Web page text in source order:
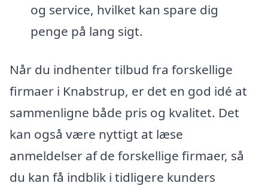
og service, hvilket kan spare dig
penge på lang sigt.
Når du indhenter tilbud fra forskellige
firmaer i Knabstrup, er det en god idé at
sammenligne både pris og kvalitet. Det
kan også være nyttigt at læse
anmeldelser af de forskellige firmaer, så
du kan få indblik i tidligere kunders